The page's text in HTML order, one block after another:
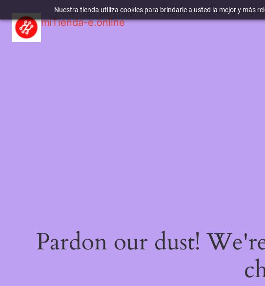
Nuestra tienda utiliza cookies para brindarle a usted la mejor y más
miTienda-e.online
Pardon our dust!